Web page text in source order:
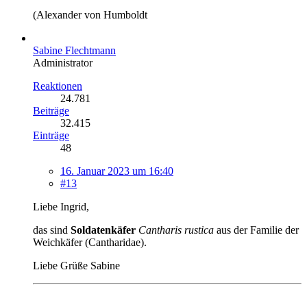
(Alexander von Humboldt
Sabine Flechtmann
Administrator
Reaktionen
24.781
Beiträge
32.415
Einträge
48
16. Januar 2023 um 16:40
#13
Liebe Ingrid,
das sind Soldatenkäfer Cantharis rustica aus der Familie der
Weichkäfer (Cantharidae).
Liebe Grüße Sabine